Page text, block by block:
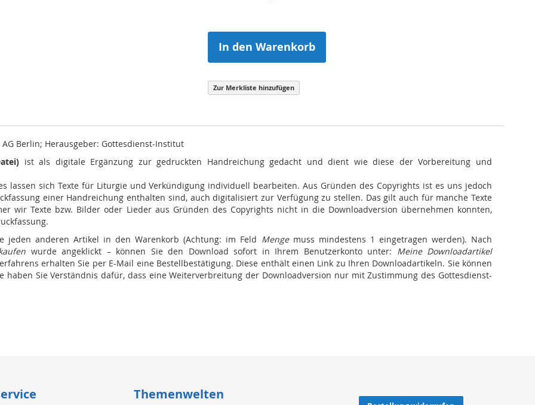
In den Warenkorb
Zur Merkliste hinzufügen
Berlin; Herausgeber: Gottesdienst-Institut
ist als digitale Ergänzung zur gedruckten Handreichung gedacht und dient wie diese der Vorbereitung und
lassen sich Texte für Liturgie und Verkündigung individuell bearbeiten. Aus Gründen des Copyrights ist es uns jedoch
einer Handreichung enthalten sind, auch digitalisiert zur Verfügung zu stellen. Das gilt auch für manche Texte
wir Texte bzw. Bilder oder Lieder aus Gründen des Copyrights nicht in die Downloadversion übernehmen konnten,
jeden anderen Artikel in den Warenkorb (Achtung: im Feld Mengemuss mindestens 1 eingetragen werden). Nach
wurde angeklickt – können Sie den Download sofort in Ihrem Benutzerkonto unter: Meine Downloadartikel
erhalten Sie per E-Mail eine Bestellbestätigung. Diese enthält einen Link zu Ihren Downloadartikeln. Sie können
Sie Verständnis dafür, dass eine Weiterverbreitung der Downloadversion nur mit Zustimmung des Gottesdienst-
Themenwelten